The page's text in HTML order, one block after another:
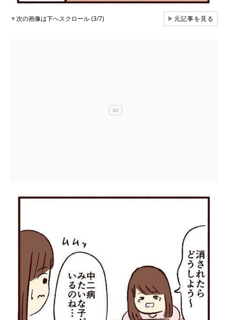
▼次の画像は下へスクロール (3/7) ▶元記事を見る